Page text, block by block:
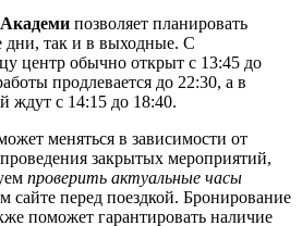
позволяет планировать
дни, так и в выходные. С
центр обычно открыт с 13:45 до
продлевается до 22:30, а в
ждут с 14:15 до 18:40.
меняться в зависимости от
закрытых мероприятий,
проверить актуальные часы
сайте перед поездкой. Бронирование
поможет гарантировать наличие